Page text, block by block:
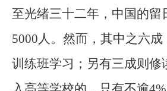
至光绪三十二年，中国的留
5000人。然而，其中之六
训练班学习；另有三成则修